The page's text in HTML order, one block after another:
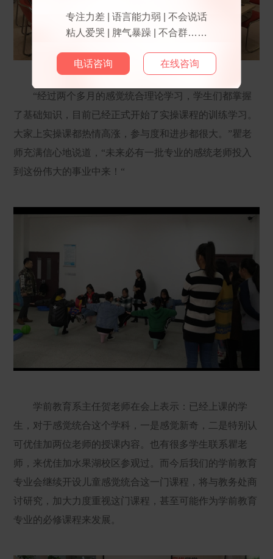
“经过两个多月的感觉统合理论学习，学生们都掌握
了基础知识，目前已经正式开始了实操课程的训练学习。
大家上实操课都热情高涨，参与度和进步都很大。”瞿老
师充满信心地说道，“未来必有一批专业的感统老师投入
到这份伟大的事业中来！“
学前教育系主任贺老师在会上表示：已经上课的学
生，对于感觉统合这个学科，一是感觉新奇，二是特别认
可优佳加两位老师的授课内容。也有很多学生联系瞿老
师，来优佳加水果湖校区参观过。而今后我们的学前教育
专业会继续开设儿童感觉统合这一门课程，将与教务处商
讨研究，加大力度重视这门课程，甚至可能作为学前教育
专业的必修课程来发展。
专注力差 | 语言能力弱 | 不会说话
粘人爱哭 | 脾气暴躁 | 不合群……
电话咨询 在线咨询